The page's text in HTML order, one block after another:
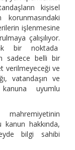
kişisel
işlenmesine
çalışılıyor.
bir noktada
sadece belli bir
verilmeyeceği ve
vatandaşın ve
uyumlu
hakkında,
bilgi sahibi